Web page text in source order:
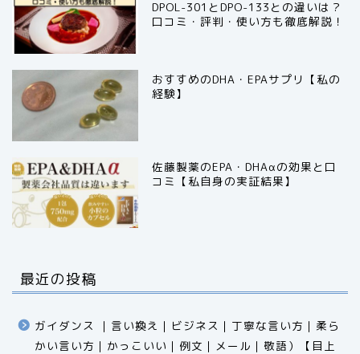
DPOL-301とDPO-133との違いは？
口コミ・評判・使い方も徹底解説！
おすすめのDHA・EPAサプリ【私の
経験】
佐藤製薬のEPA・DHAαの効果と口
コミ【私自身の実証結果】
最近の投稿
ガイダンス ｜言い換え｜ビジネス｜丁寧な言い方｜柔ら
かい言い方｜かっこいい｜例文｜メール｜敬語）【目上